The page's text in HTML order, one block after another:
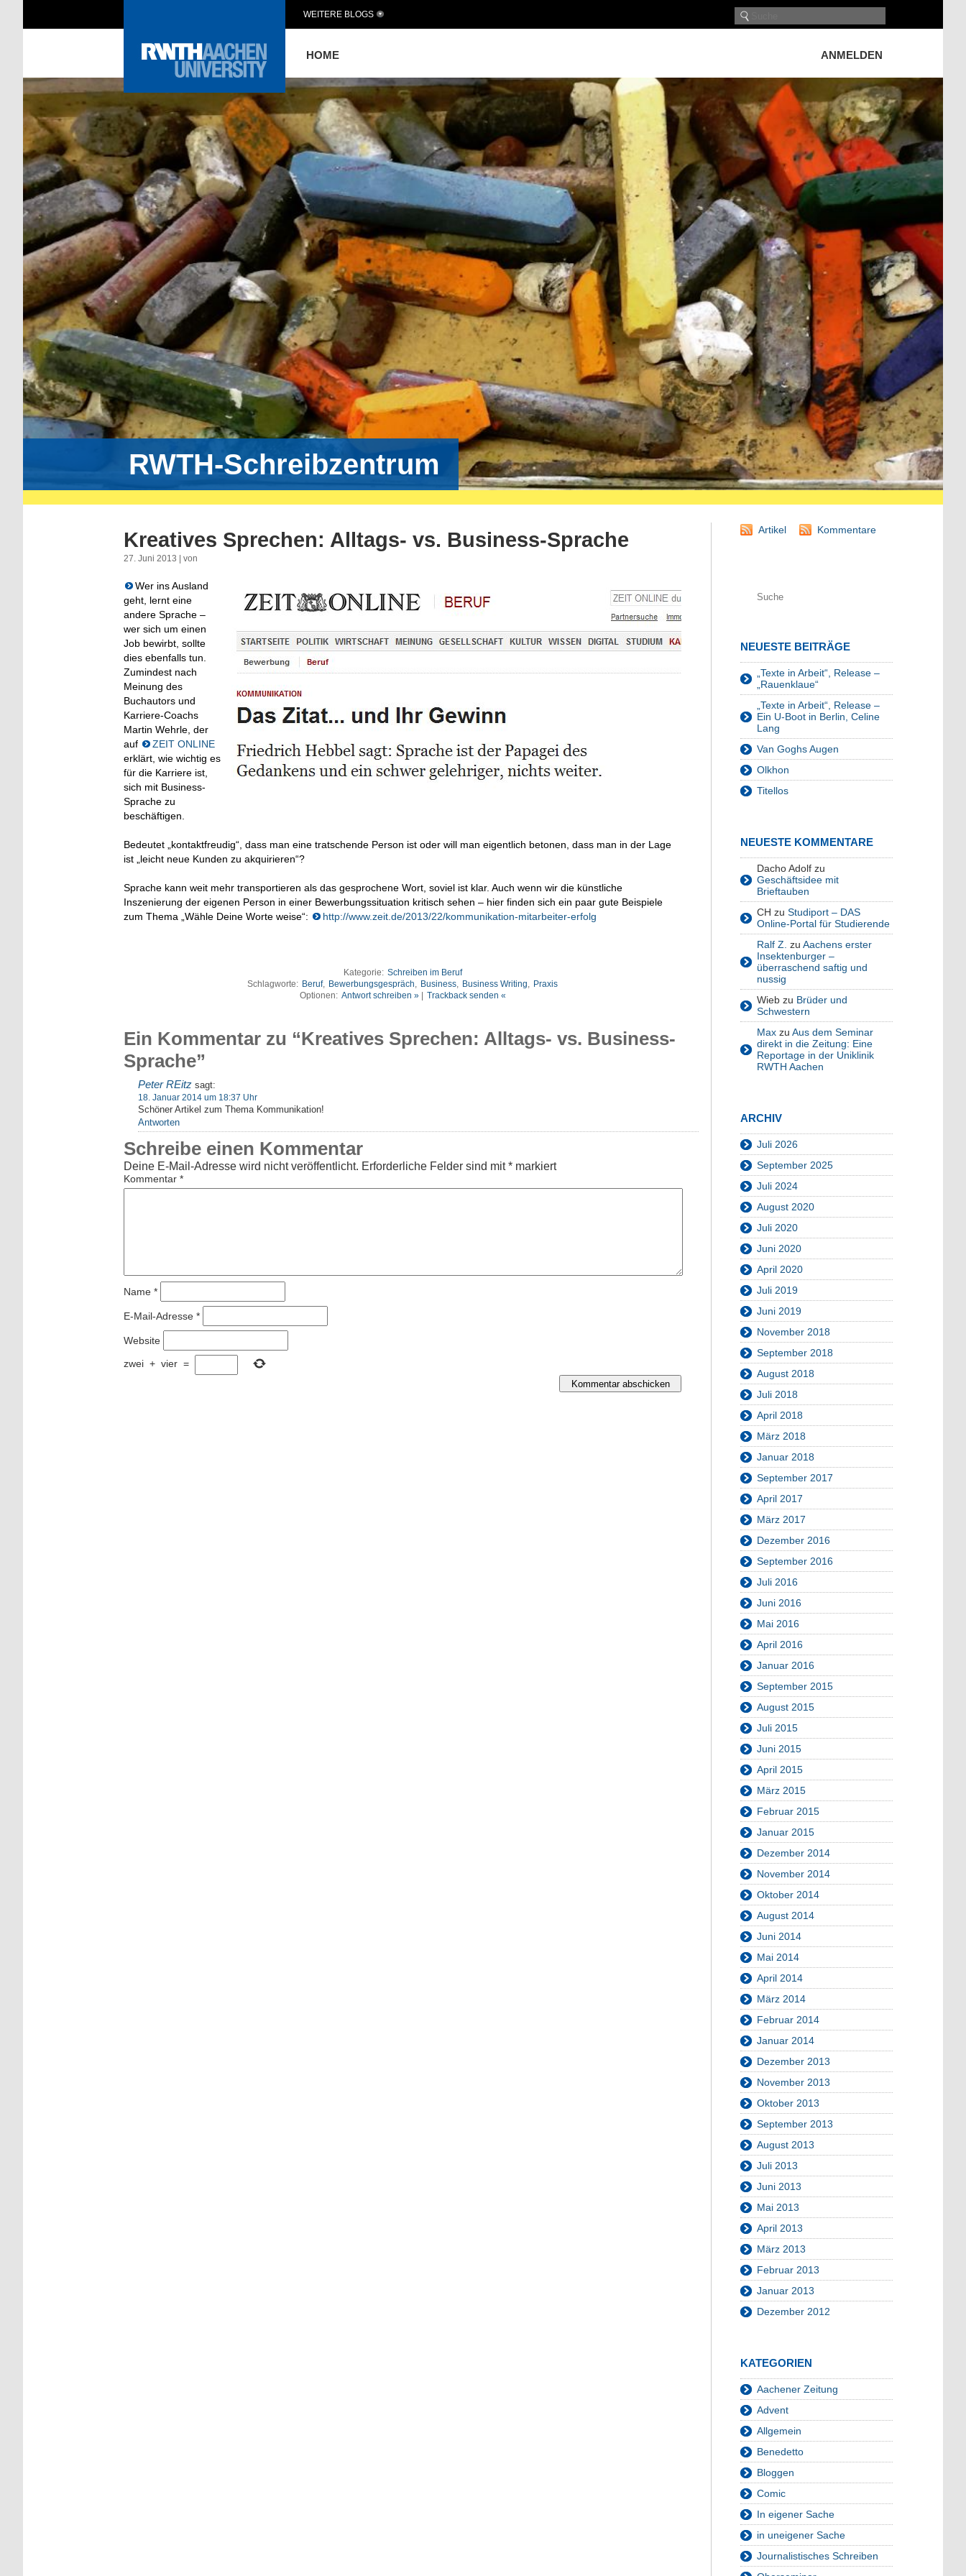
HOME ANMELDEN
WEITERE BLOGS
RWTH-Schreibzentrum
Kreatives Sprechen: Alltags- vs. Business-Sprache
27. Juni 2013 | von
Wer ins Ausland
geht, lernt eine
andere Sprache –
wer sich um einen
Job bewirbt, sollte
dies ebenfalls tun.
Zumindest nach
Meinung des
Buchautors und
Karriere-Coachs
Martin Wehrle, der
auf
ZEIT ONLINE
erklärt, wie wichtig es
für die Karriere ist,
sich mit Business-
Sprache zu
beschäftigen.
Bedeutet „kontaktfreudig“, dass man eine tratschende Person ist oder will man eigentlich betonen, dass man in der Lage
ist „leicht neue Kunden zu akquirieren“?
Sprache kann weit mehr transportieren als das gesprochene Wort, soviel ist klar. Auch wenn wir die künstliche
Inszenierung der eigenen Person in einer Bewerbungssituation kritisch sehen – hier finden sich ein paar gute Beispiele
zum Thema „Wähle Deine Worte weise“:
http://www.zeit.de/2013/22/kommunikation-mitarbeiter-erfolg
Kategorie: Schreiben im Beruf
Schlagworte: Beruf, Bewerbungsgespräch, Business, Business Writing, Praxis
Optionen: Antwort schreiben »| Trackback senden «
Ein Kommentar zu “Kreatives Sprechen: Alltags- vs. Business-
Sprache”
Peter REitz sagt:
18. Januar 2014 um 18:37 Uhr
Schöner Artikel zum Thema Kommunikation!
Antworten
Schreibe einen Kommentar
Deine E-Mail-Adresse wird nicht veröffentlicht. Erforderliche Felder sind mit* markiert
Kommentar *
Name *
E-Mail-Adresse *
Website
zwei + vier =
Artikel Kommentare
NEUESTE BEITRÄGE
„Texte in Arbeit“, Release –
„Rauenklaue“
„Texte in Arbeit“, Release –
Ein U-Boot in Berlin, Celine
Lang
Van Goghs Augen
Olkhon
Titellos
NEUESTE KOMMENTARE
Dacho Adolf zu
Geschäftsidee mit
Brieftauben
CH zu Studiport – DAS
Online-Portal für Studierende
Ralf Z. zu Aachens erster
Insektenburger –
überraschend saftig und
nussig
Wieb zu Brüder und
Schwestern
Max zu Aus dem Seminar
direkt in die Zeitung: Eine
Reportage in der Uniklinik
RWTH Aachen
ARCHIV
Juli 2026
September 2025
Juli 2024
August 2020
Juli 2020
Juni 2020
April 2020
Juli 2019
Juni 2019
November 2018
September 2018
August 2018
Juli 2018
April 2018
März 2018
Januar 2018
September 2017
April 2017
März 2017
Dezember 2016
September 2016
Juli 2016
Juni 2016
Mai 2016
April 2016
Januar 2016
September 2015
August 2015
Juli 2015
Juni 2015
April 2015
März 2015
Februar 2015
Januar 2015
Dezember 2014
November 2014
Oktober 2014
August 2014
Juni 2014
Mai 2014
April 2014
März 2014
Februar 2014
Januar 2014
Dezember 2013
November 2013
Oktober 2013
September 2013
August 2013
Juli 2013
Juni 2013
Mai 2013
April 2013
März 2013
Februar 2013
Januar 2013
Dezember 2012
KATEGORIEN
Aachener Zeitung
Advent
Allgemein
Benedetto
Bloggen
Comic
In eigener Sache
in uneigener Sache
Journalistisches Schreiben